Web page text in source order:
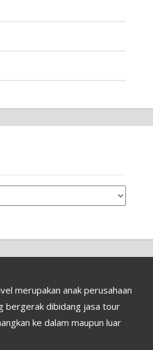
merupakan anak perusahaan
bergerak dibidang jasa tour
ke dalam maupun luar